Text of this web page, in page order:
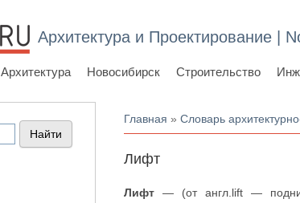
Архитектура и Проектирование |
Архитектура Новосибирск Строительство
Вы здесь
Главная »Словарь
Лифт
Лифт — (от англ.lift —